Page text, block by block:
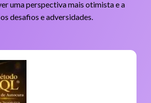
uma perspectiva mais otimista e a
desafios e adversidades.